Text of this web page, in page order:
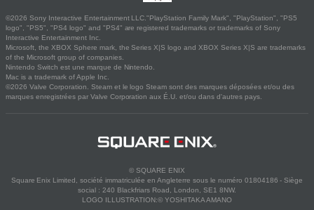
©2026 Sony Interactive Entertainment LLC."PlayStation Family Mark", "PlayStation", "PS5
logo", "PS5", "PS4 logo" and "PS4" are registered trademarks or trademarks of Sony
Interactive Entertainment Inc.
Microsoft, the XBOX Sphere mark, the Series X|S logo and XBOX Series X|S are trademarks
of the Microsoft group of companies.
Nintendo Switch est une marque de Nintendo.
Mac is a trademark of Apple Inc.
©2026 Valve Corporation. Steam et le logo Steam sont des marques déposées et/ou des
marques enregistrées par Valve Corporation aux É.U. et/ou dans d'autres pays.
© SQUARE ENIX
Square Enix Limited, société immatriculée en Angleterre sous le numéro 01804186 - Siège
social : 240 Blackfriars Road, London, SE1 8NW.
LOGO ILLUSTRATION:© YOSHITAKA AMANO